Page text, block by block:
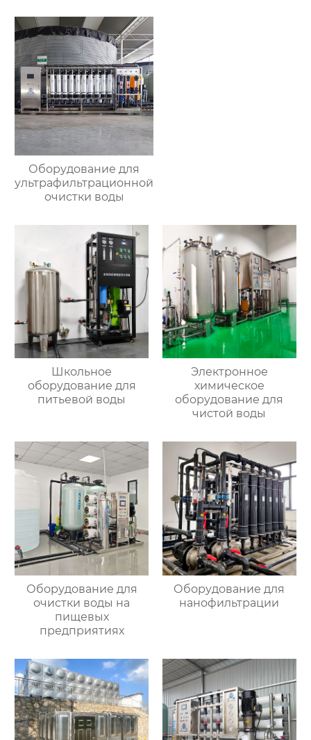
Оборудование для
ультрафильтрационной
очистки воды
Школьное
оборудование для
питьевой воды
Электронное
химическое
оборудование для
чистой воды
Оборудование для
очистки воды на
пищевых
предприятиях
Оборудование для
нанофильтрации